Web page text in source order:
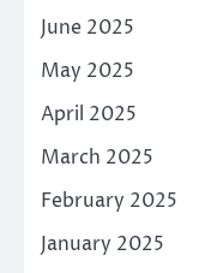
June 2025
May 2025
April 2025
March 2025
February 2025
January 2025